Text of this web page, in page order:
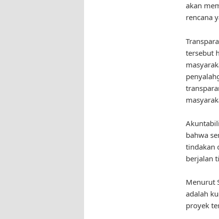
akan
rencana
tersebut
bahwa
tindakan
berjalan
Menurut
adalah
proyek